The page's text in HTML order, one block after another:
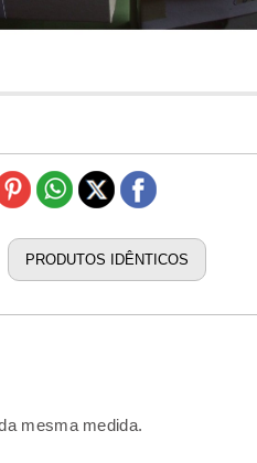
PRODUTOS IDÊNTICOS
mesma medida.